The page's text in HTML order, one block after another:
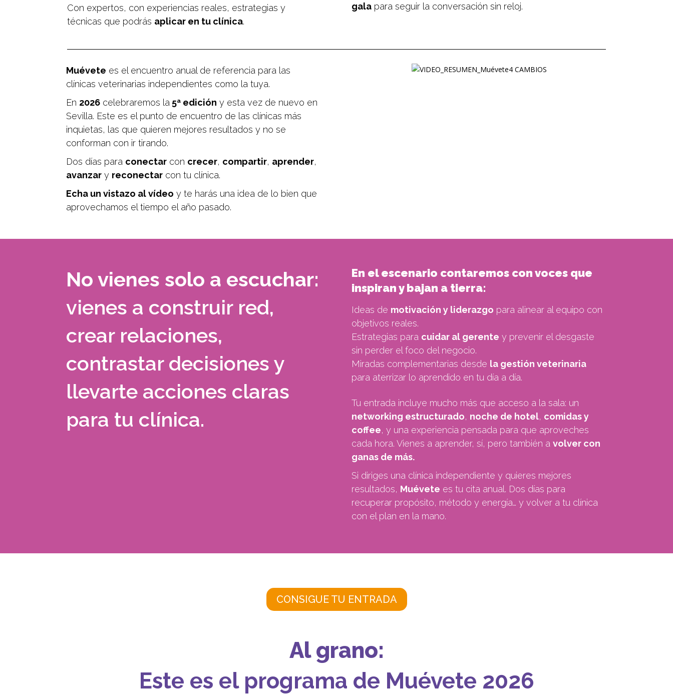
Con expertos, con experiencias reales, estrategias y
técnicas que podrás aplicar en tu clínica.
galapara seguir la conversación sin reloj.
Muévete es el encuentro anual de referencia para las
clínicas veterinarias independientes como la tuya.
En 2026 celebraremos la 5ª edición y esta vez de nuevo en
Sevilla. Este es el punto de encuentro de las clínicas más
inquietas, las que quieren mejores resultados y no se
conforman con ir tirando.
Dos días para conectar con crecer, compartir, aprender,
avanzar y reconectar con tu clínica.
Echa un vistazo al vídeo y te harás una idea de lo bien que
aprovechamos el tiempo el año pasado.
No vienes solo a escuchar:
vienes a construir red,
crear relaciones,
contrastar decisiones y
llevarte acciones claras
para tu clínica.
En el escenario contaremos con voces que
inspiran y bajan a tierra:
Ideas de motivación y liderazgo para alinear al equipo con
objetivos reales.
Estrategias para cuidar al gerente y prevenir el desgaste
sin perder el foco del negocio.
Miradas complementarias desde la gestión veterinaria
para aterrizar lo aprendido en tu día a día.
Tu entrada incluye mucho más que acceso a la sala: un
networking estructurado, noche de hotel, comidas y
coffee, y una experiencia pensada para que aproveches
cada hora. Vienes a aprender, sí, pero también a volver con
ganas de más.
Si diriges una clínica independiente y quieres mejores
resultados, Muévete es tu cita anual. Dos días para
recuperar propósito, método y energía… y volver a tu clínica
con el plan en la mano.
CONSIGUE TU ENTRADA
Al grano:
Este es el programa de Muévete 2026